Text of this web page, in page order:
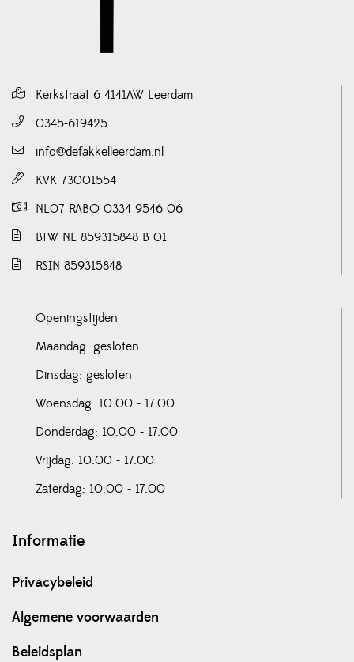
Kerkstraat 6 4141AW Leerdam
0345-619425
info@defakkelleerdam.nl
KVK 73001554
NL07 RABO 0334 9546 06
BTW NL 859315848 B 01
RSIN 859315848
Openingstijden
Maandag: gesloten
Dinsdag: gesloten
Woensdag: 10.00 - 17.00
Donderdag: 10.00 - 17.00
Vrijdag: 10.00 - 17.00
Zaterdag: 10.00 - 17.00
Informatie
Privacybeleid
Algemene voorwaarden
Beleidsplan